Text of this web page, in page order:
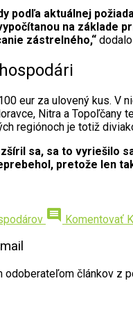
podľa aktuálnej
na základe
zástrelného,“
eur za ulovený kus. V
Nitra a Topoľčany
regiónoch je totiž
sa, sa to vyriešilo
pretože len
comment Komentovať
článkov z